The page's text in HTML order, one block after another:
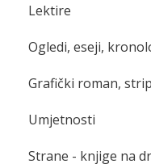
Lektire
Ogledi, eseji,
Grafički roman,
Umjetnosti
Strane - knjige na